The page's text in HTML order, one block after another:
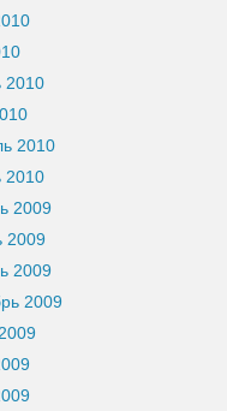
2010
2010
2010
2009
2009
2009
2009